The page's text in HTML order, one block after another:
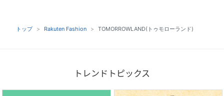
トップ Rakuten Fashion TOMORROWLAND(トゥモローランド)
トレンドトピックス